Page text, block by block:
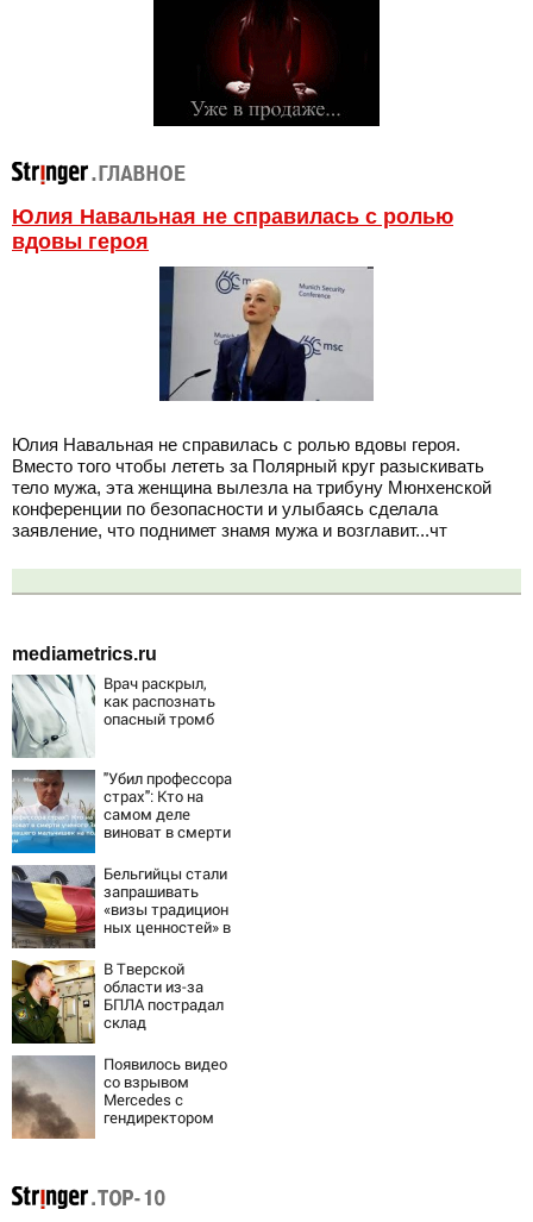
Юлия Навальная не справилась с ролью
вдовы героя
Юлия Навальная не справилась с ролью вдовы героя.
Вместо того чтобы лететь за Полярный круг разыскивать
тело мужа, эта женщина вылезла на трибуну Мюнхенской
конференции по безопасности и улыбаясь сделала
заявление, что поднимет знамя мужа и возглавит...чт
mediametrics.ru
Врач раскрыл,
как распознать
опасный тромб
"Убил профессора
страх": Кто на
самом деле
виноват в смерти
остановившего
мальчишек на
поле с горохом
Бельгийцы стали
запрашивать
«визы традицион
ных ценностей» в
В Тверской
области из-за
БПЛА пострадал
склад
постройки в СНТ
– Новости Твери
и городов
Тверской области
сегодня -
Появилось видео
со взрывом
Mercedes с
гендиректором